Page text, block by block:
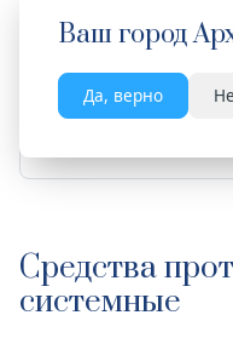
Ваш город
Да, верно
Весь сайт
Средства
системные